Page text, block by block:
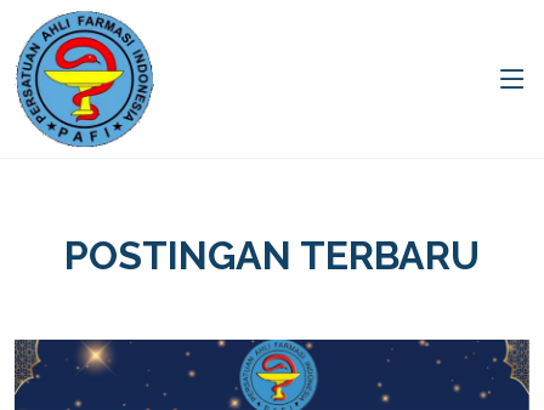
POSTINGAN TERBARU